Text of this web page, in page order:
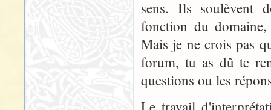
sens. Ils soulèvent
fonction du
Mais je ne crois pas
forum, tu as dû te
questions ou les
Le travail